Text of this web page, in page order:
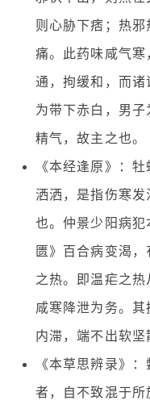
则心胁下痞；热
痛。此药味咸气寒
通，拘缓和，而
为带下赤白，男
精气，故主之也。
《本经逢原》：
洒洒，是指伤寒发
也。仲景少阳病
匮》百合病变渴
之热。即温疟之
咸寒降泄为务。
内滞，端不出软坚
《本草思辨录》
者，自不致混于